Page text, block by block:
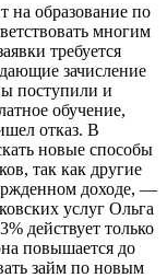
на образование по
многим
требуется
зачисление
поступили и
обучение,
отказ. В
новые способы
так как другие
доходе, —
услуг Ольга
действует только
повышается до
займ по новым